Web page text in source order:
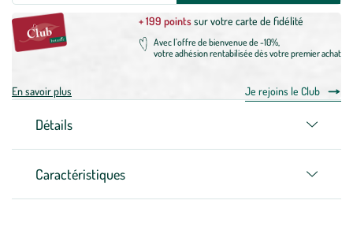
+ 199 pointssur votre carte de fidélité
Avec l'offre de bienvenue de -10%,
votre adhésion rentabilisée dès votre premier achat
En savoir plus Je rejoins le Club
Détails
Caractéristiques